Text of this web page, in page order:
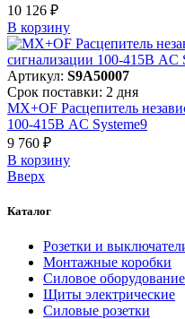
10 126 ₽
В корзинy
Артикул: S9A50007
Срок поставки: 2 дня
MX+OF Расцепитель
100-415В AC Systeme9
9 760 ₽
В корзинy
Вверх
Каталог
Розетки и
Монтажные коробки
Силовое оборудование
Щиты электрические
Силовые розетки